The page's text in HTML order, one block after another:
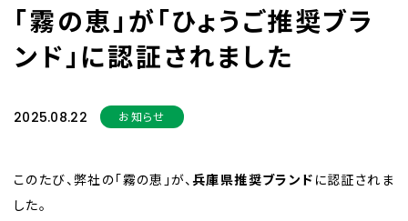
「霧の恵」が「ひょうご推奨ブラ
ンド」に認証されました
2025.08.22 お知らせ
このたび、弊社の「霧の恵」が、 兵庫県推奨ブランド に認証されま
した。